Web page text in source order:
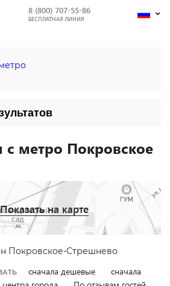
8 (800) 707-55-86
БЕСПЛАТНАЯ ЛИНИЯ
метро Покровское
Показать на карте
Покровское-Стрешнево
сначала дешевые
сначала